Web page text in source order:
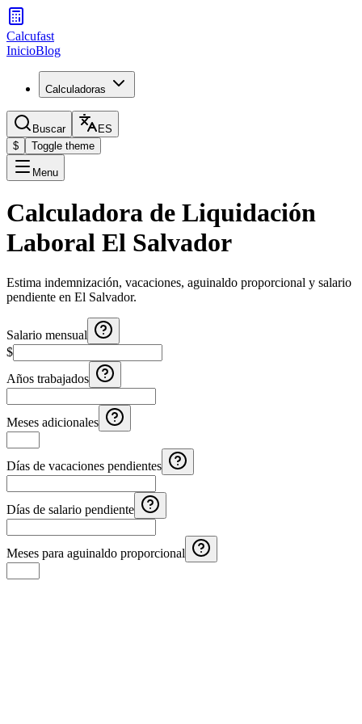
Calcufast
InicioBlog
Calculadoras
Buscar
ES
$
Toggle theme
Menu
Calculadora de Liquidación
Laboral El Salvador
Estima indemnización, vacaciones, aguinaldo proporcional y salario
pendiente en El Salvador.
Salario mensual
$
Años trabajados
Meses adicionales
Días de vacaciones pendientes
Días de salario pendiente
Meses para aguinaldo proporcional